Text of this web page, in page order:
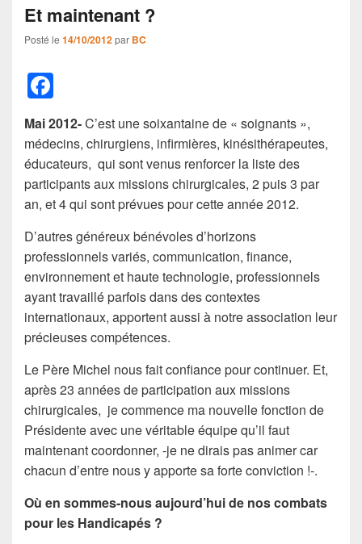
Et maintenant ?
Posté le 14/10/2012par BC
a
c
e
b
o
o
k
Mai 2012-C’est une soixantaine de « soignants »,
médecins, chirurgiens, infirmières, kinésithérapeutes,
éducateurs, qui sont venus renforcer la liste des
participants aux missions chirurgicales, 2 puis 3 par
an, et 4 qui sont prévues pour cette année 2012.
D’autres généreux bénévoles d’horizons
professionnels variés, communication, finance,
environnement et haute technologie, professionnels
ayant travaillé parfois dans des contextes
internationaux, apportent aussi à notre association leur
précieuses compétences.
Le Père Michel nous fait confiance pour continuer. Et,
après 23 années de participation aux missions
chirurgicales, je commence ma nouvelle fonction de
Présidente avec une véritable équipe qu’il faut
maintenant coordonner, -je ne dirais pas animer car
chacun d’entre nous y apporte sa forte conviction !-.
Où en sommes-nous aujourd’hui de nos combats
pour les Handicapés ?